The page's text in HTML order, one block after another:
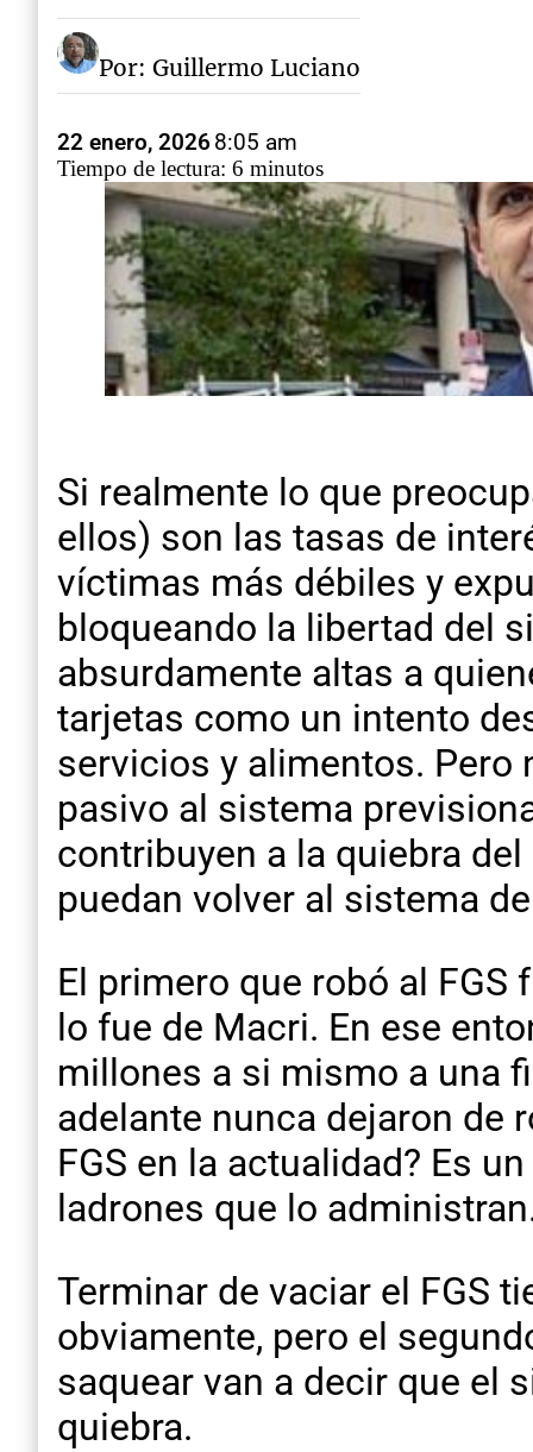
Por: Guillermo Luciano
22 enero, 20268:05 am
Tiempo de lectura: 6 minutos
Si realmente lo que
ellos) son las tasas de
víctimas más débiles y
bloqueando la libertad del
absurdamente altas a
tarjetas como un intento
servicios y alimentos. Pero
pasivo al sistema
contribuyen a la quiebra
puedan volver al sistema
El primero que robó al
lo fue de Macri. En ese
millones a si mismo a una
adelante nunca dejaron de
FGS en la actualidad? Es
ladrones que lo
Terminar de vaciar el FGS
obviamente, pero el
saquear van a decir que el
quiebra.